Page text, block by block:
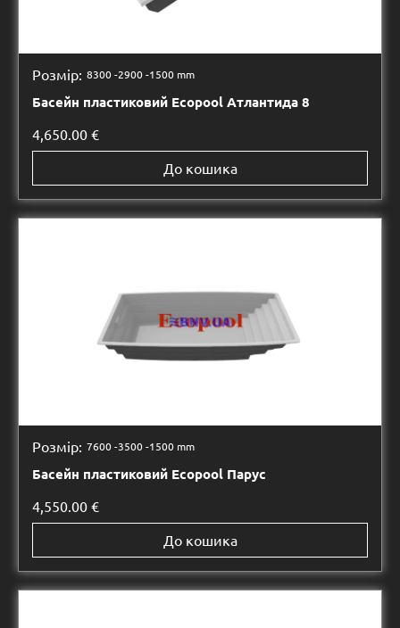
Розмір: 8300 -2900 -1500 mm
Басейн пластиковий Ecopool Атлантида 8
4,650.00 €
До кошика
Розмір: 7600 -3500 -1500 mm
Басейн пластиковий Ecopool Парус
4,550.00 €
До кошика